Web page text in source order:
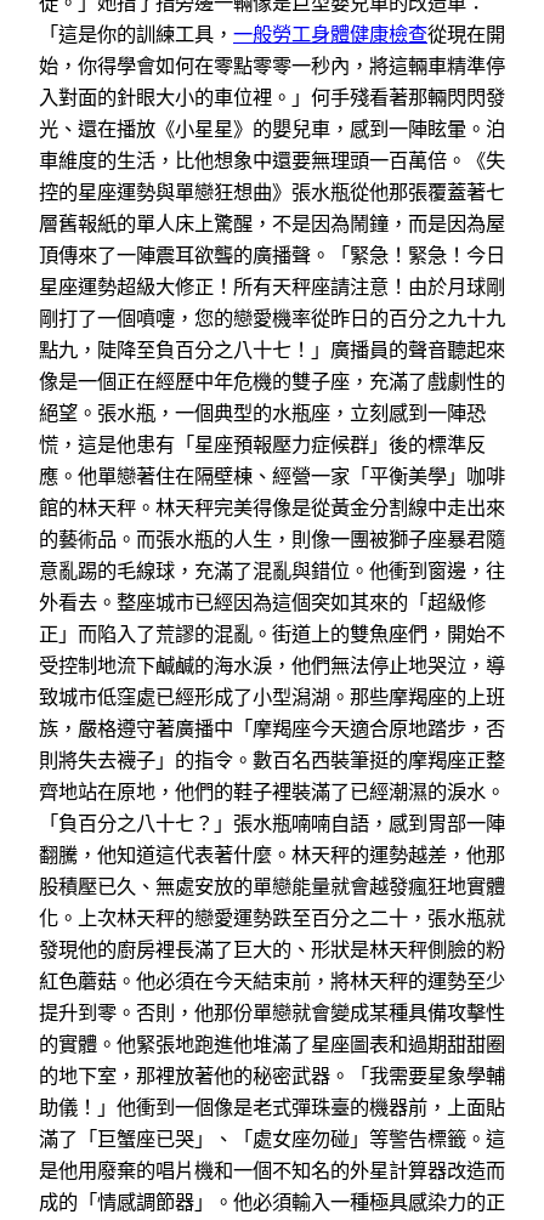
「這是你的訓練工具， 一般勞工身體健康檢查從現在開
始，你得學會如何在零點零零一秒內，將這輛車精準停
入對面的針眼大小的車位裡。」何手殘看著那輛閃閃發
光、還在播放《小星星》的嬰兒車，感到一陣眩暈。泊
車維度的生活，比他想象中還要無理頭一百萬倍。《失
控的星座運勢與單戀狂想曲》張水瓶從他那張覆蓋著七
層舊報紙的單人床上驚醒，不是因為鬧鐘，而是因為屋
頂傳來了一陣震耳欲聾的廣播聲。「緊急！緊急！今日
星座運勢超級大修正！所有天秤座請注意！由於月球剛
剛打了一個噴嚏，您的戀愛機率從昨日的百分之九十九
點九，陡降至負百分之八十七！」廣播員的聲音聽起來
像是一個正在經歷中年危機的雙子座，充滿了戲劇性的
絕望。張水瓶，一個典型的水瓶座，立刻感到一陣恐
慌，這是他患有「星座預報壓力症候群」後的標準反
應。他單戀著住在隔壁棟、經營一家「平衡美學」咖啡
館的林天秤。林天秤完美得像是從黃金分割線中走出來
的藝術品。而張水瓶的人生，則像一團被獅子座暴君隨
意亂踢的毛線球，充滿了混亂與錯位。他衝到窗邊，往
外看去。整座城市已經因為這個突如其來的「超級修
正」而陷入了荒謬的混亂。街道上的雙魚座們，開始不
受控制地流下鹹鹹的海水淚，他們無法停止地哭泣，導
致城市低窪處已經形成了小型潟湖。那些摩羯座的上班
族，嚴格遵守著廣播中「摩羯座今天適合原地踏步，否
則將失去襪子」的指令。數百名西裝筆挺的摩羯座正整
齊地站在原地，他們的鞋子裡裝滿了已經潮濕的淚水。
「負百分之八十七？」張水瓶喃喃自語，感到胃部一陣
翻騰，他知道這代表著什麼。林天秤的運勢越差，他那
股積壓已久、無處安放的單戀能量就會越發瘋狂地實體
化。上次林天秤的戀愛運勢跌至百分之二十，張水瓶就
發現他的廚房裡長滿了巨大的、形狀是林天秤側臉的粉
紅色蘑菇。他必須在今天結束前，將林天秤的運勢至少
提升到零。否則，他那份單戀就會變成某種具備攻擊性
的實體。他緊張地跑進他堆滿了星座圖表和過期甜甜圈
的地下室，那裡放著他的秘密武器。「我需要星象學輔
助儀！」他衝到一個像是老式彈珠臺的機器前，上面貼
滿了「巨蟹座已哭」、「處女座勿碰」等警告標籤。這
是他用廢棄的唱片機和一個不知名的外星計算器改造而
成的「情感調節器」。他必須輸入一種極具感染力的正